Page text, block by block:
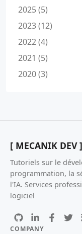
2025 (5)
2023 (12)
2022 (4)
2021 (5)
2020 (3)
[ MECANIK DEV ]
Tutoriels sur le
programmation, la
l'IA. Services
logiciel
COMPANY